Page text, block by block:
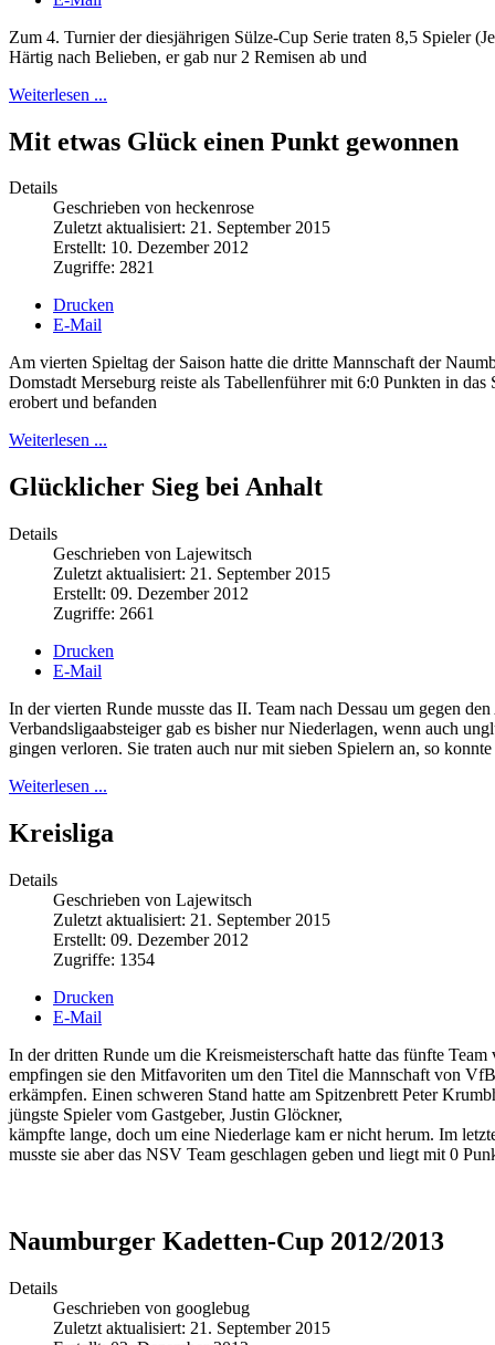
Zum 4. Turnier der diesjährigen Sülze-Cup Serie traten 8,5 Spieler
Härtig nach Belieben, er gab nur 2 Remisen ab und
Weiterlesen ...
Mit etwas Glück einen Punkt gewonnen
Details
Geschrieben von heckenrose
Zuletzt aktualisiert: 21. September 2015
Erstellt: 10. Dezember 2012
Zugriffe: 2821
Drucken
E-Mail
Am vierten Spieltag der Saison hatte die dritte Mannschaft der
Domstadt Merseburg reiste als Tabellenführer mit 6:0 Punkten in
erobert und befanden
Weiterlesen ...
Glücklicher Sieg bei Anhalt
Details
Geschrieben von Lajewitsch
Zuletzt aktualisiert: 21. September 2015
Erstellt: 09. Dezember 2012
Zugriffe: 2661
Drucken
E-Mail
In der vierten Runde musste das II. Team nach Dessau um gegen
Verbandsligaabsteiger gab es bisher nur Niederlagen, wenn auch
gingen verloren. Sie traten auch nur mit sieben Spielern an, so konnte
Weiterlesen ...
Kreisliga
Details
Geschrieben von Lajewitsch
Zuletzt aktualisiert: 21. September 2015
Erstellt: 09. Dezember 2012
Zugriffe: 1354
Drucken
E-Mail
In der dritten Runde um die Kreismeisterschaft hatte das fünfte
empfingen sie den Mitfavoriten um den Titel die Mannschaft von
erkämpfen. Einen schweren Stand hatte am Spitzenbrett Peter
jüngste Spieler vom Gastgeber, Justin Glöckner,
kämpfte lange, doch um eine Niederlage kam er nicht herum. Im
musste sie aber das NSV Team geschlagen geben und liegt mit 0
Naumburger Kadetten-Cup 2012/2013
Details
Geschrieben von googlebug
Zuletzt aktualisiert: 21. September 2015